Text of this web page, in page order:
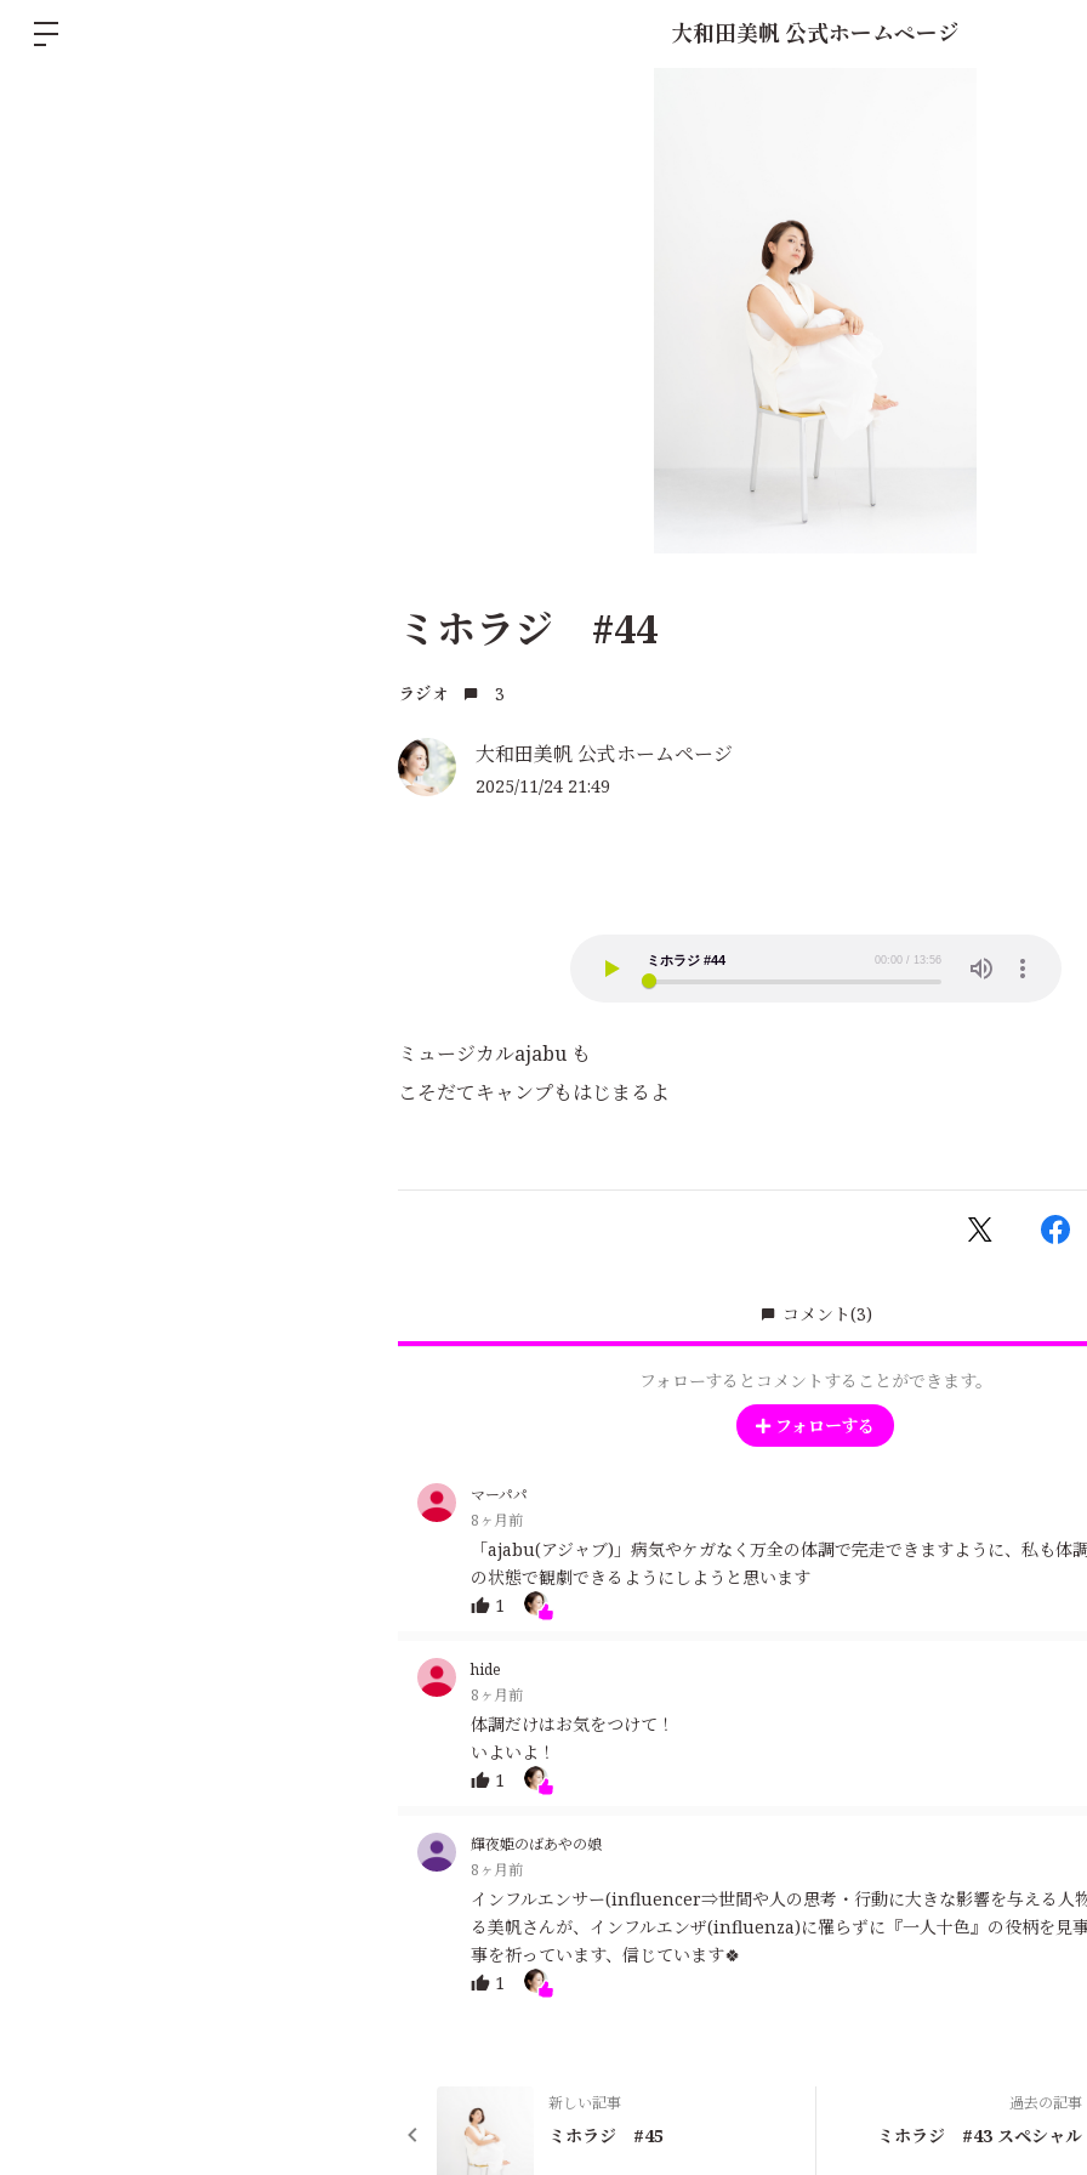
大和田美帆 公式ホームページ
ミホラジ #44
ラジオ 3
大和田美帆 公式ホームページ
2025/11/24 21:49
ミュージカルajabu も
こそだてキャンプもはじまるよ
コメント(3)
フォローするとコメントすることができます。
フォローする
マーパパ
8ヶ月前
「ajabu(アジャブ)」病気やケガなく万全の体調で完走できますように、私も体
の状態で観劇できるようにしようと思います
1
hide
8ヶ月前
体調だけはお気をつけて！
いよいよ！
1
輝夜姫のばあやの娘
8ヶ月前
インフルエンサー(influencer⇒世間や人の思考・行動に大きな影響を与える人
る美帆さんが、インフルエンザ(influenza)に罹らずに『一人十色』の役柄を見
事を祈っています、信じています🍀
1
新しい記事
ミホラジ #45
過去の記事
ミホラジ #43 スペシャル